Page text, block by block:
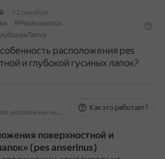
12 декабря
#PesAnserinus
расположения pes
и глубокой гусиных лапок?
На основе источников, возможны неточности
Как это работает?
поверхностной и
(pes anserinus)